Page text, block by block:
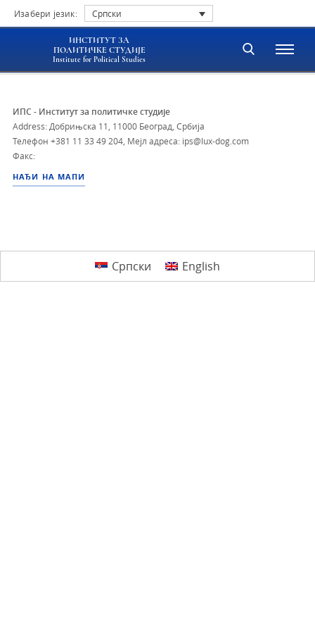
Изабери језик: Српски
ИНСТИТУТ ЗА
ПОЛИТИЧКЕ СТУДИЈЕ
Institute for Political Studies
ИПС - Институт за политичке студије
Address: Добрињска 11, 11000 Београд, Србија
Телефон +381 11 33 49 204 Мејл адреса: ips@lux-dog.com
Факс:
НАЂИ НА МАПИ
Српски English